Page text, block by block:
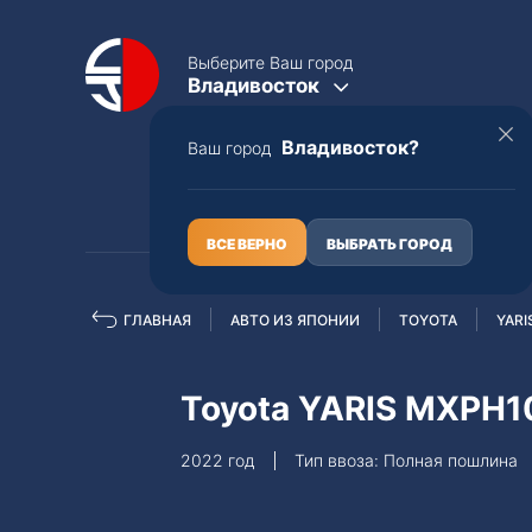
Выберите Ваш город
Владивосток
Ваш город Владивосток?
ВСЕ ВЕРНО ВЫБРАТЬ ГОРОД
Полная пошлина
ГЛАВНАЯ АВТО ИЗ ЯПОНИИ TOYOTA
Toyota YARIS
2022 год Тип ввоза: Полная пошлина